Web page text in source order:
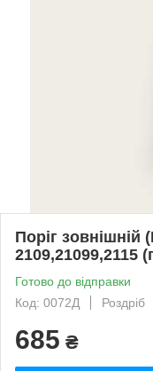
Поріг
2109,21099,2115
Готово до відправки
Код: 0072Д
Роздріб
685 ₴